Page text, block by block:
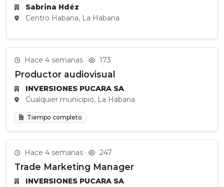
Sabrina Hdéz
Centro Habana, La Habana
Hace 4 semanas · 173
Productor audiovisual
INVERSIONES PUCARA SA
Cualquier municipio, La Habana
Tiempo completo
Hace 4 semanas · 247
Trade Marketing Manager
INVERSIONES PUCARA SA